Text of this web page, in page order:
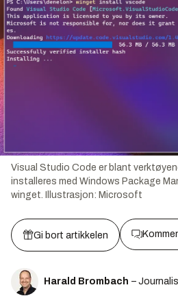
Visual Studio Code er blant
installeres med Windows Package
winget.
Illustrasjon: Microsoft
Gi bort artikkelen
Harald Brombach –